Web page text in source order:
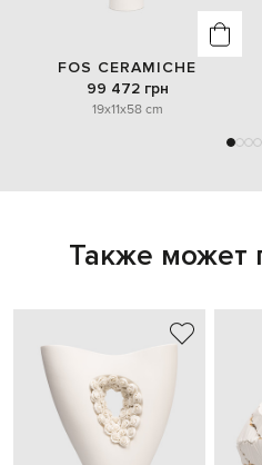
FOS CERAMICHE
99 472 грн
19x11x58 cm
Также может